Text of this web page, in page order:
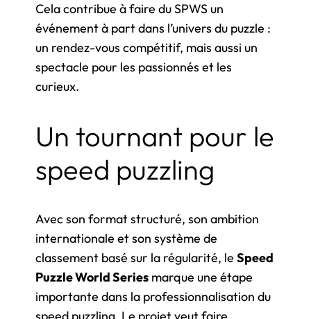
Cela contribue à faire du SPWS un
événement à part dans l’univers du puzzle :
un rendez-vous compétitif, mais aussi un
spectacle pour les passionnés et les
curieux.
Un tournant pour le
speed puzzling
Avec son format structuré, son ambition
internationale et son système de
classement basé sur la régularité, le Speed
Puzzle World Seriesmarque une étape
importante dans la professionnalisation du
speed puzzling. Le projet veut faire